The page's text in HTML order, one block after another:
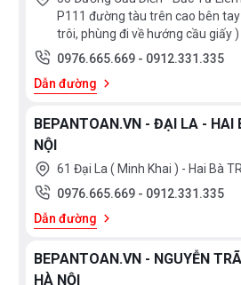
Dusler
Máy rửa bát Dusler
44dB, cho phép bạn vận hành
trong ngày mà không làm ảnh
đình. Bên cạnh đó, máy còn được
giờ lên tới 24 giờ tiện lợi. Tính
động cảnh báo hết muối và chất
Đặc biệt, với lượng tiêu thụ nước
mức tiêu thụ điện năng 0.65kWh/
tiêu thụ điện năng hiệu quả A++,
P111 đường tàu trên cao bên
trôi, phùng đi về hướng cầu giấy )
0976.665.669 - 0912.331.335
Dẫn đường
BEPANTOAN.VN - ĐẠI LA - HAI
NỘI
61 Đại La ( Minh Khai ) - Hai Bà
0976.665.669 - 0912.331.335
Dẫn đường
BEPANTOAN.VN - NGUYỄN
HÀ NỘI